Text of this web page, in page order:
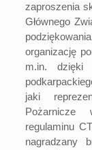
zaproszenia
Głównego
organizację
m.in. dzięki
jaki
Pożarnicze
regulaminu
nagradzany